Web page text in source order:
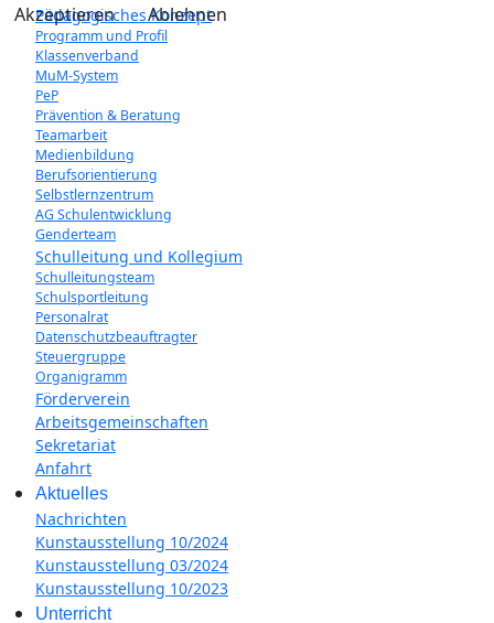
Pädagogisches Konzept
Programm und Profil
Klassenverband
MuM-System
PeP
Prävention & Beratung
Teamarbeit
Medienbildung
Berufsorientierung
Selbstlernzentrum
AG Schulentwicklung
Genderteam
Schulleitung und Kollegium
Schulleitungsteam
Schulsportleitung
Personalrat
Datenschutzbeauftragter
Steuergruppe
Organigramm
Förderverein
Arbeitsgemeinschaften
Sekretariat
Anfahrt
Aktuelles
Nachrichten
Kunstausstellung 10/2024
Kunstausstellung 03/2024
Kunstausstellung 10/2023
Unterricht
Akzeptieren
Ablehnen